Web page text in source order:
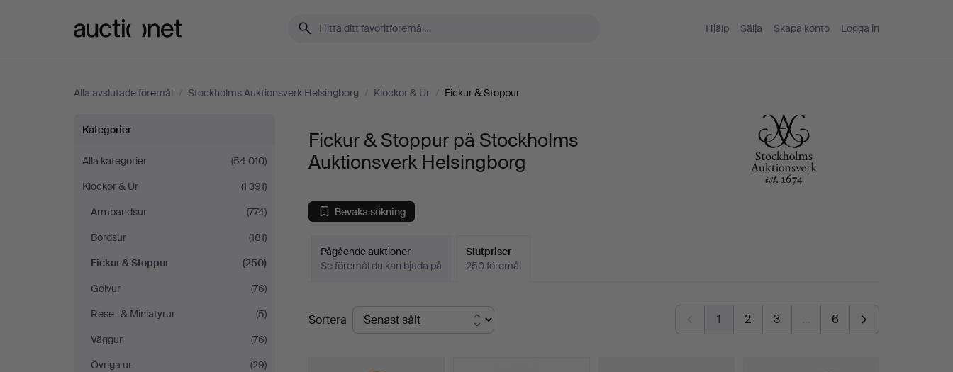
Hjälp Sälja Skapa konto Logga in
Alla avslutade föremål / Stockholms Auktionsverk Helsingborg / Klockor & Ur / Fickur & Stoppur
Fickur
&
Stoppur
på
Stockholms
Auktionsverk
Helsingborg
Kategorier
Alla kategorier
(54 010)
Klockor & Ur
(1 391)
Armbandsur
(774)
Bordsur
(181)
Fickur & Stoppur
(250)
Golvur
(76)
Rese- & Miniatyrur
(5)
Väggur
(76)
Övriga ur
(29)
Fickur & Stoppur på Stockholms
Auktionsverk Helsingborg
Bevaka sökning
Pågående auktioner
Se föremål du kan bjuda på
Slutpriser
250 föremål
Slutpriser
Sortera 1 2 3 … 6